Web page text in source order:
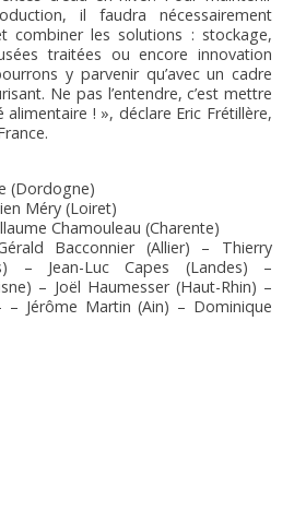
il faudra nécessairement
combiner les solutions : stockage,
traitées ou encore innovation
y parvenir qu’avec un cadre
Ne pas l’entendre, c’est mettre
! », déclare Eric Frétillère,
(Dordogne)
Méry (Loiret)
Chamouleau (Charente)
Bacconnier (Allier) – Thierry
– Jean-Luc Capes (Landes) –
– Joël Haumesser (Haut-Rhin) –
– Jérôme Martin (Ain) – Dominique